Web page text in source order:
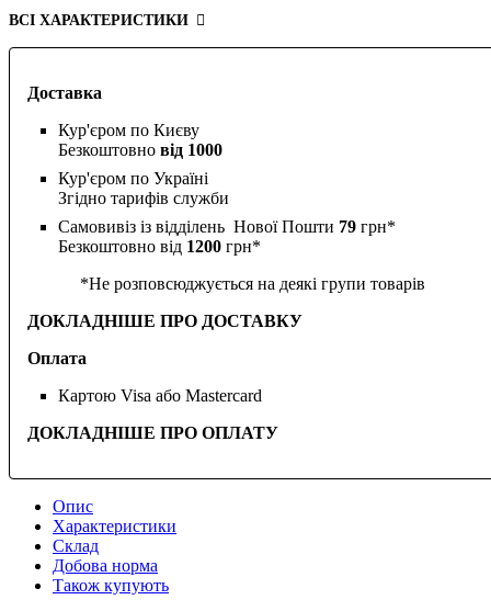
Доставка
Кур'єром по Києву
Безкоштовно від 1000
Кур'єром по Україні
Згідно тарифів служби
Самовивіз із відділень Нової Пошти 79 грн*
Безкоштовно від 1200 грн*
*Не розповсюджується на деякі групи товарів
ДОКЛАДНІШЕ ПРО ДОСТАВКУ
Оплата
Картою Visa або Mastercard
ДОКЛАДНІШЕ ПРО ОПЛАТУ
ВСІ ХАРАКТЕРИСТИКИ
Опис
Характеристики
Склад
Добова норма
Також купують